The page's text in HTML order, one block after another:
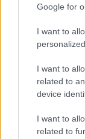
Google for
I want to
I want to
related to
device
I want to
related to